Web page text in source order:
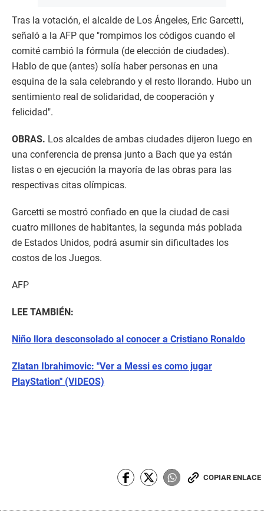
Tras la votación, el alcalde de Los Ángeles, Eric Garcetti,
señaló a la AFP que "rompimos los códigos cuando el
comité cambió la fórmula (de elección de ciudades).
Hablo de que (antes) solía haber personas en una
esquina de la sala celebrando y el resto llorando. Hubo un
sentimiento real de solidaridad, de cooperación y
felicidad".
OBRAS. Los alcaldes de ambas ciudades dijeron luego en
una conferencia de prensa junto a Bach que ya están
listas o en ejecución la mayoría de las obras para las
respectivas citas olímpicas.
Garcetti se mostró confiado en que la ciudad de casi
cuatro millones de habitantes, la segunda más poblada
de Estados Unidos, podrá asumir sin dificultades los
costos de los Juegos.
AFP
LEE TAMBIÉN:
Niño llora desconsolado al conocer a Cristiano Ronaldo
Zlatan Ibrahimovic: "Ver a Messi es como jugar
PlayStation" (VIDEOS)
COPIAR ENLACE